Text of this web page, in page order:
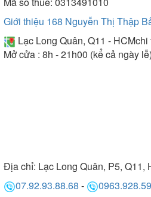
Giới thiệu 168 Nguyễn Thị Thập
Lạc Long Quân, Q11 - HCMchi
Mở cửa : 8h - 21h00 (kể cả ngày lễ)
Địa chỉ: Lạc Long Quân, P5, Q11,
07.92.93.88.68 -